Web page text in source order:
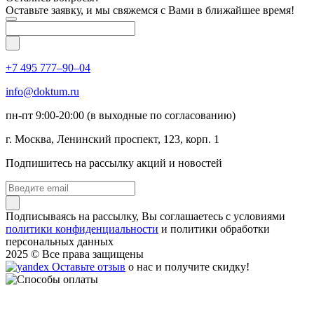
Оставьте заявку, и мы свяжемся с Вами в ближайшее время!
+7 495 777–90–04
info@doktum.ru
пн-пт 9:00-20:00 (в выходные по согласованию)
г. Москва, Ленинский проспект, 123, корп. 1
Подпишитесь на рассылку акций и новостей
Подписываясь на рассылку, Вы соглашаетесь c условиями
политики конфиденциальности и политики обработки
персональных данных
2025 © Все права защищены
Оставьте отзыв о нас и получите скидку!